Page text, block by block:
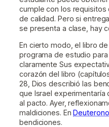
cumple con los requisitos
de calidad. Pero si
se presenta a clase, hay
En cierto modo, el libro
programa de estudio
claramente Sus
corazón del libro
28, Dios describió las
que Israel
al pacto. Ayer,
maldiciones. En
bendiciones.